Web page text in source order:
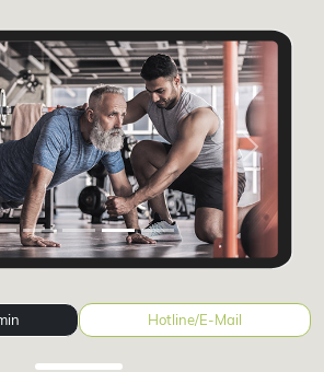
Next
Hotline/E-Mail